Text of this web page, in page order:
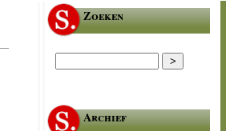
Zoeken
Archief